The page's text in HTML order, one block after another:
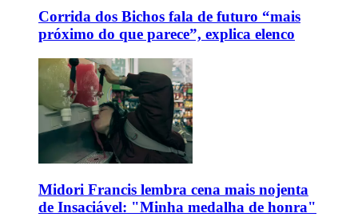
Corrida dos Bichos fala de futuro “mais
próximo do que parece”, explica elenco
Midori Francis lembra cena mais nojenta
de Insaciável: "Minha medalha de honra"